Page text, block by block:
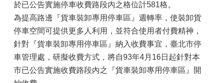
於已公告實施停車收費路段內之格位計581格。
為提高路邊『貨車裝卸專用停車區』週轉率，使裝卸貨
停車空間可提供更多人利用，並符合使用者付費精神，
針對『貨車裝卸專用停車區』納入收費事宜，臺北市停
車管理處，研擬收費方式，將自93年4月16日起針對本
市已公告實施收費路段內之『貨車裝卸專用停車區』開